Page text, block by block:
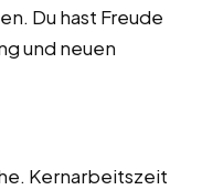
Du hast Freude
und neuen
Kernarbeitszeit